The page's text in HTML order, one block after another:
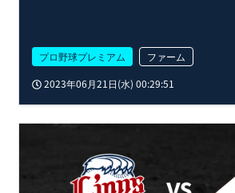
プロ野球プレミアム
ファーム
2023年06月21日(水) 00:29:51